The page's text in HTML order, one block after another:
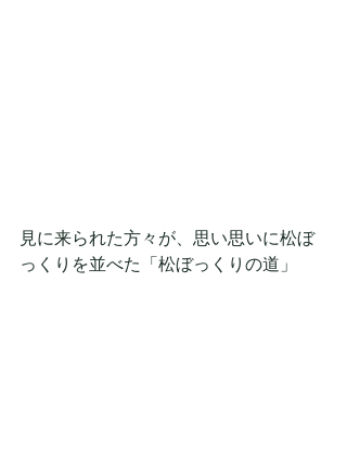
見に来られた方々が、思い思いに松ぼ
っくりを並べた「松ぼっくりの道」